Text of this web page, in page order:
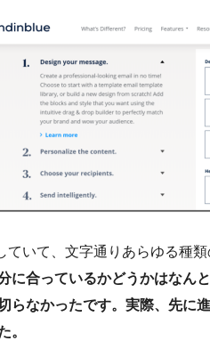
いて、文字通りあらゆる種
に合っているかどうかはなん
らなかったです。実際、先に
。